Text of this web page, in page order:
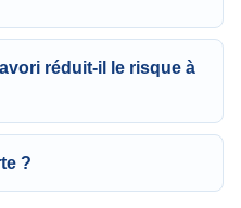
réduit-il le risque à
?